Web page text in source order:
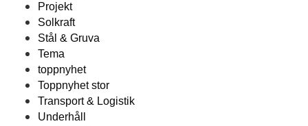
Projekt
Solkraft
Stål & Gruva
Tema
toppnyhet
Toppnyhet stor
Transport & Logistik
Underhåll